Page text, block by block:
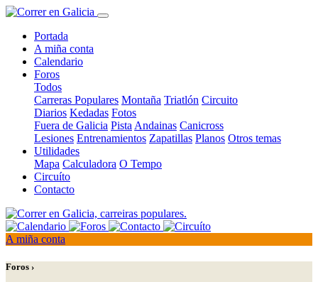
Portada
A miña conta
Calendario
Foros
Todos
Carreras Populares Montaña Triatlón Circuito
Diarios Kedadas Fotos
Fuera de Galicia Pista Andainas Canicross
Lesiones Entrenamientos Zapatillas Planos Otros temas
Utilidades
Mapa Calculadora O Tempo
Circuíto
Contacto
A miña conta
Foros ›